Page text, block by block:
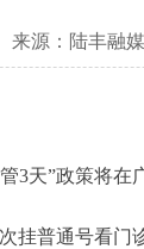
来源： 陆丰融
天”政策将在
普通号看门